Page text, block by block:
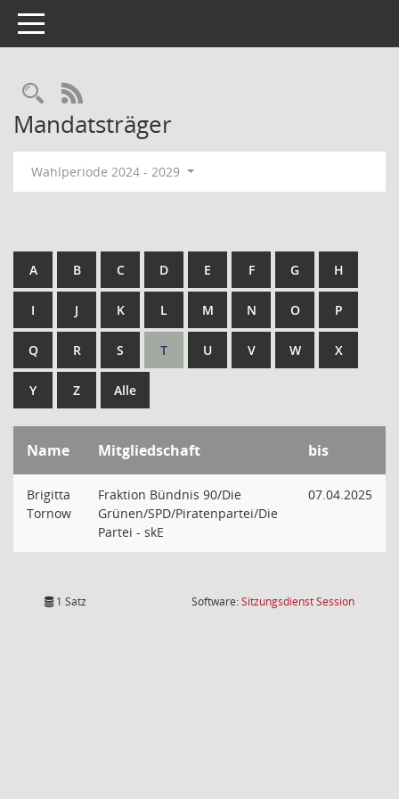
Toggle navigation
Rechercheauswahl
RSS-Feed
Mandatsträger
Wahlperiode 2024 - 2029
A B C D E F G H
I J K L M N O P
Q R S T U V W X
Y Z Alle
Name Mitgliedschaft bis
Brigitta
Tornow
Fraktion Bündnis 90/Die
Grünen/SPD/Piratenpartei/Die
Partei - skE
07.04.2025
1 Satz Software:SitzungsdienstSession(Wird in